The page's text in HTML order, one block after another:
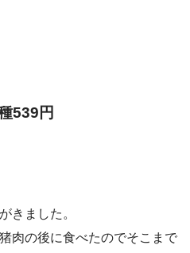
539円
きました。
肉の後に食べたのでそこまで